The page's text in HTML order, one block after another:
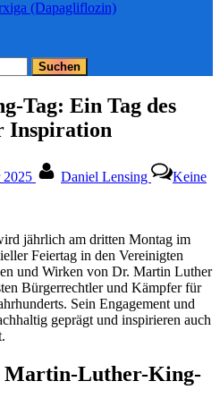
(Dapagliflozin)
Tag: Ein Tag des
Inspiration
2025 Daniel Lensing
Keine
jährlich am dritten Montag im
Feiertag in den Vereinigten
und Wirken von Dr. Martin Luther
Bürgerrechtler und Kämpfer für
Sein Engagement und
geprägt und inspirieren auch
Martin-Luther-King-